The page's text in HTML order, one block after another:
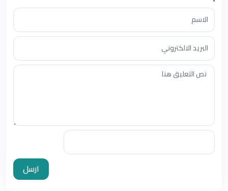
ارسل